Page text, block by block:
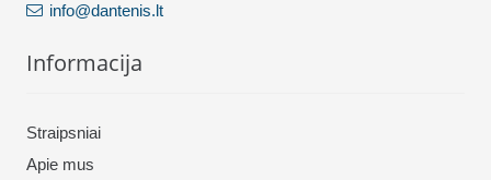
info@dantenis.lt
Informacija
Straipsniai
Apie mus